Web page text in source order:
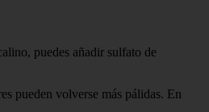
puedes añadir sulfato de
pueden volverse más pálidas. En